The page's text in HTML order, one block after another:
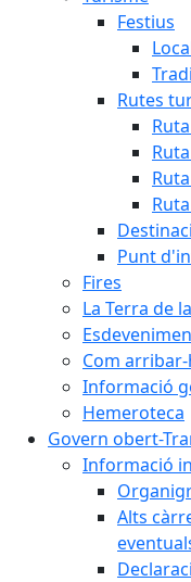
Festius
Rutes
Punt
Fires
La Terra de
Com
Informació
Hemeroteca
Govern obert-
Informació
Alts